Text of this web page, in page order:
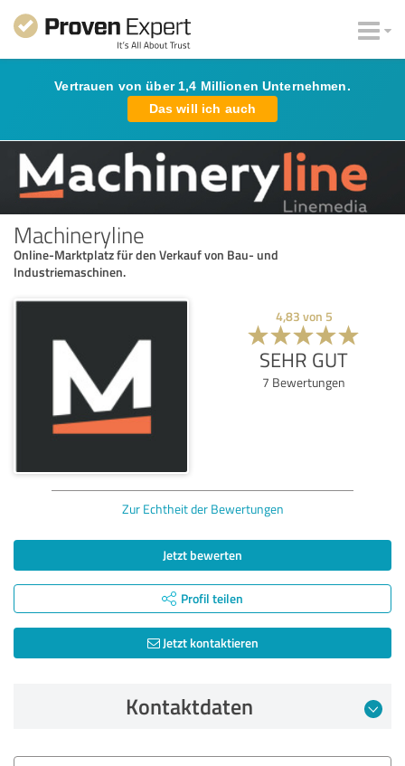
Vertrauen von über 1,4 Millionen Unternehmen.
Das will ich auch
Machineryline
Online-Marktplatz für den Verkauf von Bau- und
Industriemaschinen.
4,83 von 5
SEHR GUT
7 Bewertungen
Zur Echtheit der Bewertungen
Jetzt bewerten
Profil teilen
Jetzt kontaktieren
Kontaktdaten